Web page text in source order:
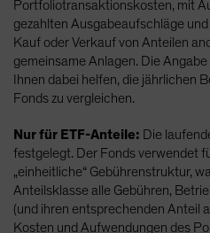
Portfoliotransaktionskosten, mit
gezahlten Ausgabeaufschläge
Kauf oder Verkauf von Anteilen
gemeinsame Anlagen. Die
Ihnen dabei helfen, die jährlichen
Fonds zu vergleichen.
Nur für ETF-Anteile: Die
festgelegt. Der Fonds verwendet
„einheitliche“ Gebührenstruktur,
Anteilsklasse alle Gebühren,
(und ihren entsprechenden Anteil
Kosten und Aufwendungen des